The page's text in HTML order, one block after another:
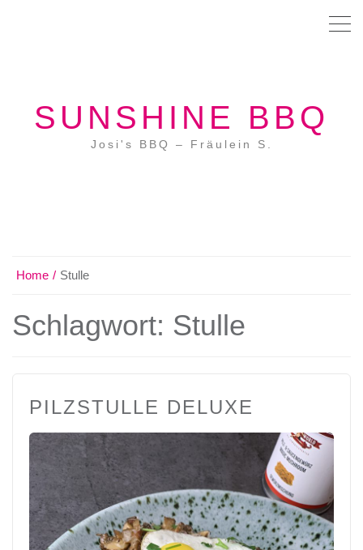
SUNSHINE BBQ
Josi's BBQ – Fräulein S.
Home Stulle
Schlagwort: Stulle
PILZSTULLE DELUXE